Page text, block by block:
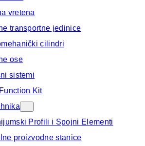
vretena
transportne jedinice
cilindri
ose
sistemi
Kit
Profili i Spojni Elementi
proizvodne stanice